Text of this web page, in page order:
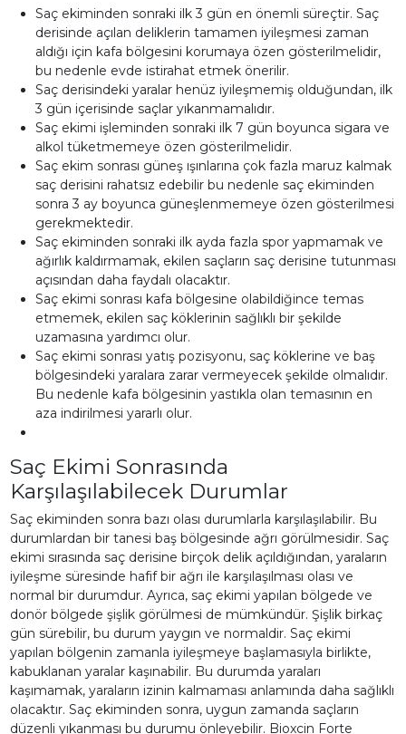
Saç ekiminden sonraki ilk 3 gün en önemli süreçtir. Saç
derisinde açılan deliklerin tamamen iyileşmesi zaman
aldığı için kafa bölgesini korumaya özen gösterilmelidir,
bu nedenle evde istirahat etmek önerilir.
Saç derisindeki yaralar henüz iyileşmemiş olduğundan, ilk
3 gün içerisinde saçlar yıkanmamalıdır.
Saç ekimi işleminden sonraki ilk 7 gün boyunca sigara ve
alkol tüketmemeye özen gösterilmelidir.
Saç ekim sonrası güneş ışınlarına çok fazla maruz kalmak
saç derisini rahatsız edebilir bu nedenle saç ekiminden
sonra 3 ay boyunca güneşlenmemeye özen gösterilmesi
gerekmektedir.
Saç ekiminden sonraki ilk ayda fazla spor yapmamak ve
ağırlık kaldırmamak, ekilen saçların saç derisine tutunması
açısından daha faydalı olacaktır.
Saç ekimi sonrası kafa bölgesine olabildiğince temas
etmemek, ekilen saç köklerinin sağlıklı bir şekilde
uzamasına yardımcı olur.
Saç ekimi sonrası yatış pozisyonu, saç köklerine ve baş
bölgesindeki yaralara zarar vermeyecek şekilde olmalıdır.
Bu nedenle kafa bölgesinin yastıkla olan temasının en
aza indirilmesi yararlı olur.
Saç Ekimi Sonrasında
Karşılaşılabilecek Durumlar
Saç ekiminden sonra bazı olası durumlarla karşılaşılabilir. Bu
durumlardan bir tanesi baş bölgesinde ağrı görülmesidir. Saç
ekimi sırasında saç derisine birçok delik açıldığından, yaraların
iyileşme süresinde hafif bir ağrı ile karşılaşılması olası ve
normal bir durumdur. Ayrıca, saç ekimi yapılan bölgede ve
donör bölgede şişlik görülmesi de mümkündür. Şişlik birkaç
gün sürebilir, bu durum yaygın ve normaldir. Saç ekimi
yapılan bölgenin zamanla iyileşmeye başlamasıyla birlikte,
kabuklanan yaralar kaşınabilir. Bu durumda yaraları
kaşımamak, yaraların izinin kalmaması anlamında daha sağlıklı
olacaktır. Saç ekiminden sonra, uygun zamanda saçların
düzenli yıkanması bu durumu önleyebilir. Bioxcin Forte